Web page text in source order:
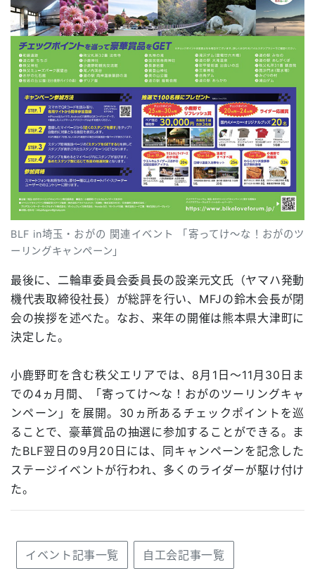
BLF in埼玉・おがの 関連イベント 「寄ってけ～な！おがのツ
ーリングキャンペーン」
最後に、二輪車委員会委員長の設楽元文氏（ヤマハ発動
機代表取締役社長）が総評を行い、MFJの鈴木会長が閉
会の挨拶を述べた。なお、来年の開催は熊本県大津町に
決定した。
小鹿野町を含む秩父エリアでは、8月1日～11月30日ま
での4ヵ月間、「寄ってけ～な！おがのツーリングキャ
ンペーン」を展開。30ヵ所あるチェックポイントを巡
ることで、豪華賞品の抽選に参加することができる。ま
たBLF翌日の9月20日には、同キャンペーンを記念した
ステージイベントが行われ、多くのライダーが駆け付け
た。
イベント記事一覧 自工会記事一覧